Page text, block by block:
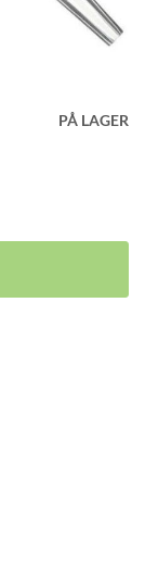
PÅ LAGER